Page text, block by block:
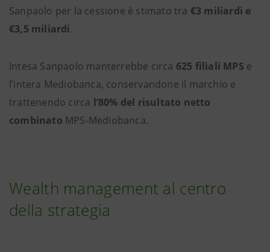
Sanpaolo per la cessione è stimato tra €3 miliardi e
€3,5 miliardi.
Intesa Sanpaolo manterrebbe circa 625 filiali MPS e
l’intera Mediobanca, conservandone il marchio e
trattenendo circa l’80% del risultato netto
combinato MPS-Mediobanca.
Wealth management al centro
della strategia